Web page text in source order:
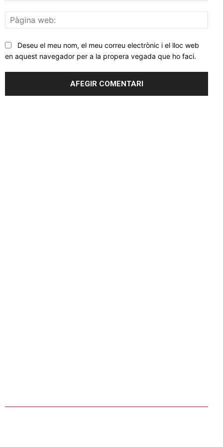
web:
Deseu el meu nom, el meu correu electrònic i el lloc web
en aquest navegador per a la propera vegada que ho faci.